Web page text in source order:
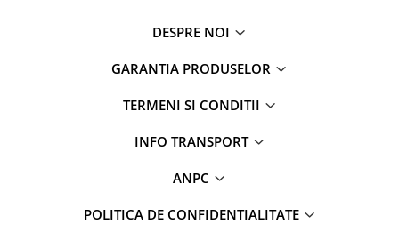
DESPRE NOI
GARANTIA PRODUSELOR
TERMENI SI CONDITII
INFO TRANSPORT
ANPC
POLITICA DE CONFIDENTIALITATE